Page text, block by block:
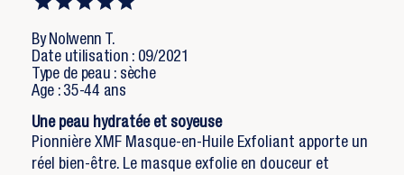
By Nolwenn T.
Date utilisation : 09/2021
Type de peau : sèche
Age : 35-44 ans
Une peau hydratée et soyeuse
Pionnière XMF Masque-en-Huile Exfoliant apporte un
réel bien-être. Le masque exfolie en douceur et